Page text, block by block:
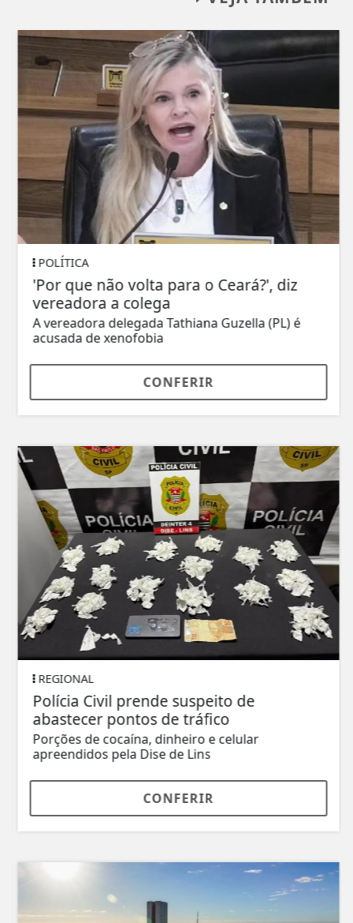
POLÍTICA
'Por que não volta para o Ceará?', diz
vereadora a colega
A vereadora delegada Tathiana Guzella (PL) é
acusada de xenofobia
CONFERIR
REGIONAL
Polícia Civil prende suspeito de
abastecer pontos de tráfico
Porções de cocaína, dinheiro e celular
apreendidos pela Dise de Lins
CONFERIR